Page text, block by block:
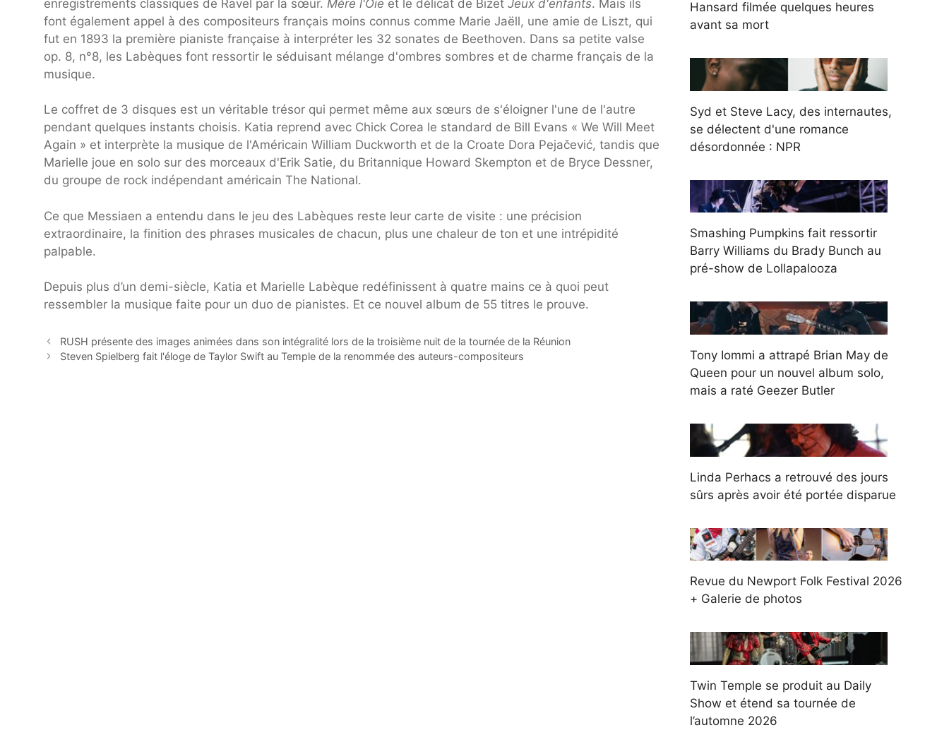
enregistrements classiques de Ravel par la sœur. Mère l'Oie et le délicat de Bizet Jeux d'enfants. Mais ils
font également appel à des compositeurs français moins connus comme Marie Jaëll, une amie de Liszt, qui
fut en 1893 la première pianiste française à interpréter les 32 sonates de Beethoven. Dans sa petite valse
op. 8, n°8, les Labèques font ressortir le séduisant mélange d'ombres sombres et de charme français de la
musique.
Le coffret de 3 disques est un véritable trésor qui permet même aux sœurs de s'éloigner l'une de l'autre
pendant quelques instants choisis. Katia reprend avec Chick Corea le standard de Bill Evans « We Will Meet
Again » et interprète la musique de l'Américain William Duckworth et de la Croate Dora Pejačević, tandis que
Marielle joue en solo sur des morceaux d'Erik Satie, du Britannique Howard Skempton et de Bryce Dessner,
du groupe de rock indépendant américain The National.
Ce que Messiaen a entendu dans le jeu des Labèques reste leur carte de visite : une précision
extraordinaire, la finition des phrases musicales de chacun, plus une chaleur de ton et une intrépidité
palpable.
Depuis plus d’un demi-siècle, Katia et Marielle Labèque redéfinissent à quatre mains ce à quoi peut
ressembler la musique faite pour un duo de pianistes. Et ce nouvel album de 55 titres le prouve.
RUSH présente des images animées dans son intégralité lors de la troisième nuit de la tournée de la Réunion
Steven Spielberg fait l'éloge de Taylor Swift au Temple de la renommée des auteurs-compositeurs
Hansard filmée quelques heures
avant sa mort
Syd et Steve Lacy, des internautes,
se délectent d'une romance
désordonnée : NPR
Smashing Pumpkins fait ressortir
Barry Williams du Brady Bunch au
pré-show de Lollapalooza
Tony Iommi a attrapé Brian May de
Queen pour un nouvel album solo,
mais a raté Geezer Butler
Linda Perhacs a retrouvé des jours
sûrs après avoir été portée disparue
Revue du Newport Folk Festival 2026
+ Galerie de photos
Twin Temple se produit au Daily
Show et étend sa tournée de
l’automne 2026